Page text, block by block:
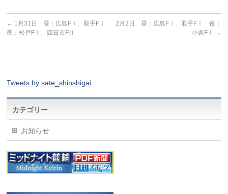
← 1月31日 昼：広島FⅠ、取手FⅠ
夜：松戸FⅠ、四日市FⅡ
2月2日 昼：広島FⅠ、取手FⅠ 夜：
小倉FⅠ
→
Tweets by sate_shinshigai
カテゴリー
お知らせ